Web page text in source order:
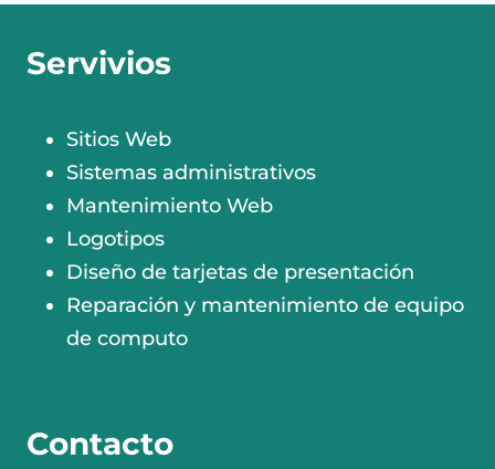
Servivios
Sitios Web
Sistemas administrativos
Mantenimiento Web
Logotipos
Diseño de tarjetas de presentación
Reparación y mantenimiento de equipo
de computo
Contacto